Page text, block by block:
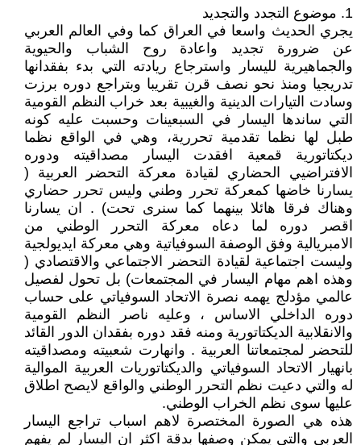
1. موضوع التجدد والتجديد
يجري الحديث واسعا في العراق كما وفي العالم العربي
عن ضرورة تجديد واعادة روح الشباب والحيوية
والجماهيرية لليسار واسترجاع ريادته التي بدء بفقدانها
تدريجيا ومنذ نحو نصف قرن تقريبا وبتراجع دوره برزت
وسادت التيارات الدينية والغيبية بعد خراب النظم القومية
التي ساندها اليسار في السبعينات وحسبت عليه كونه
طبل لها نظما تقدمية تحررية، وهي في الواقع نظما
ديكتاتورية قمعية افقدت اليسار مصداقيته ودوره
الافتراضيي الحضاري لقيادة معركة التحضر العربية (
يسارنا خاضها كمعركة تحرر وطني وليس تحرر حضاري
وهناك فرقا هائلا بينهما كما سنرى تحت) . ان يسارنا
اقصر دوره لما دعاه معركة التحرر الوطني من
الامبريالية وفق الوصفة السوفياتية وهي معركة ايديولجية
وليست اجتماعية لقيادة التحضر الاجتماعي والاقتصادي (
وهذه اهم مهام اليسار في المجتمعات) بل تحول لفصيل
عالمي مؤدلج يهمه نصرة الاتحاد السوفياتي على حساب
دوره الداخلي الاساس ، وعليه ناصر النظم القومية
والانقلابية الديكتاتورية ومنه فقد دوره بفقدان الدور القائد
للتحضر لمجتمعاتنا العربية . وانهارت شعبيته ومصداقيته
بانهيار الاتحاد السوفياتي والديكتاتوريات العربية الموالية
له والتي دعيت نظم التحرر الوطني والواقع لايصح اطلاق
عليها سوى نظم الخراب الوطني.
هذه هي الصورة المختصرة لاهم اسباب تراجع اليسار
العربي والتي يمكن وصفها بدقة اكثر ان اليسار لم يفهم